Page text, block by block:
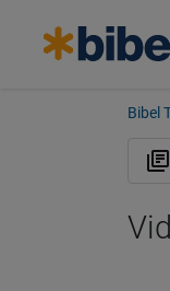
Bibel